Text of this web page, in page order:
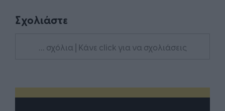
Σχολιάστε
... σχόλια | Κάνε click για να σχολιάσεις